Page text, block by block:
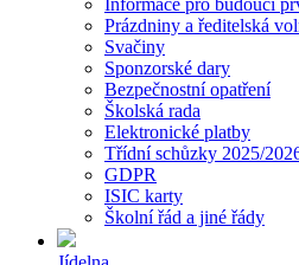
Informace pro budoucí
Prázdniny a ředitelská
Svačiny
Sponzorské dary
Bezpečnostní opatření
Školská rada
Elektronické platby
Třídní schůzky 2025/
GDPR
ISIC karty
Školní řád a jiné řády